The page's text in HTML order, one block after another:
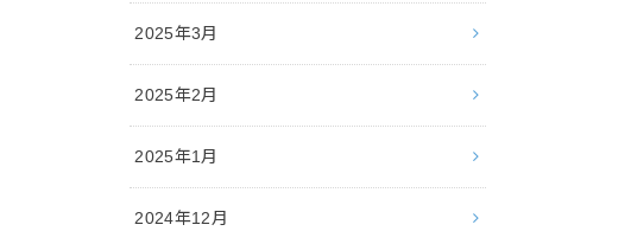
2025年3月
2025年2月
2025年1月
2024年12月